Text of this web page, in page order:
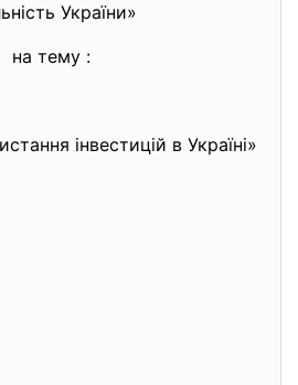
України»
на тему :
інвестицій в Україні»